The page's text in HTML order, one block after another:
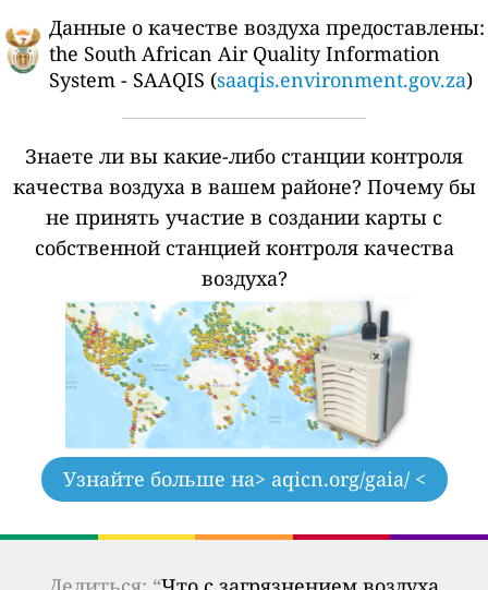
Данные о качестве воздуха предоставлены:
the South African Air Quality Information
System - SAAQIS (saaqis.environment.gov.za)
Знаете ли вы какие-либо станции контроля
качества воздуха в вашем районе? Почему бы
не принять участие в создании карты с
собственной станцией контроля качества
воздуха?
Узнайте больше на> aqicn.org/gaia/ <